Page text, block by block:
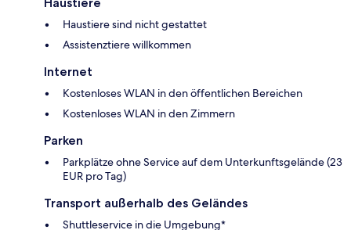
Haustiere sind nicht gestattet
Assistenztiere willkommen
Internet
Kostenloses WLAN in den öffentlichen Bereichen
Kostenloses WLAN in den Zimmern
Parken
Parkplätze ohne Service auf dem Unterkunftsgelände (23
EUR pro Tag)
Transport außerhalb des Geländes
Shuttleservice in die Umgebung*